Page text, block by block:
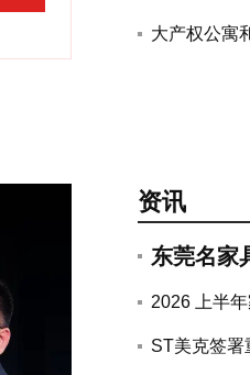
大产权公寓
资讯
东莞名家
2026 上半
ST美克签署